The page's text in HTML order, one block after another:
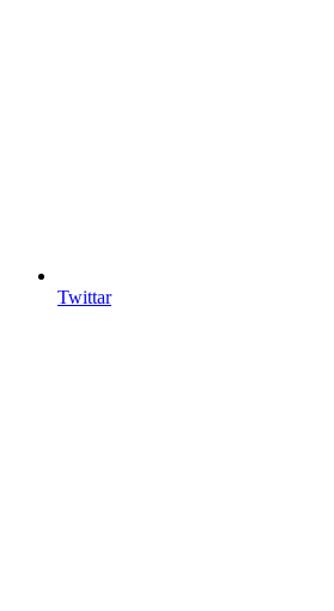
Twittar